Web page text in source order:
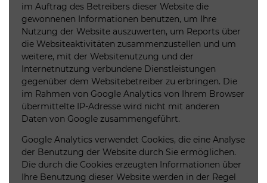
im Auftrag des Betreibers dieser Website die
gewonnenen Informationen benutzen, um Ihre
Nutzung der Website auszuwerten, um Reports über
die Websiteaktivitäten zusammenzustellen und um
weitere, mit der Websitenutzung und der
Internetnutzung verbundene Dienstleistungen
gegenüber dem Websitebetreiber zu erbringen. Die
im Rahmen von Google Analytics von Ihrem Browser
übermittelte IP-Adresse wird nicht mit anderen
Daten von Google zusammengeführt.
Google Analytics verwendet Cookies, die eine Analyse
der Benutzung der Website durch Sie ermöglichen.
Die durch die Cookies erzeugten Informationen über
Ihre Benutzung dieser Website werden in der Regel